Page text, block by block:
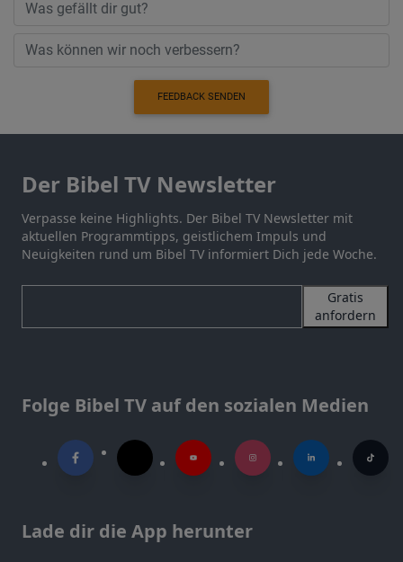
FEEDBACK SENDEN
Der Bibel TV Newsletter
Verpasse keine Highlights. Der Bibel TV Newsletter mit
aktuellen Programmtipps, geistlichem Impuls und
Neuigkeiten rund um Bibel TV informiert Dich jede Woche.
Gratis
anfordern
Folge Bibel TV auf den sozialen Medien
Lade dir die App herunter